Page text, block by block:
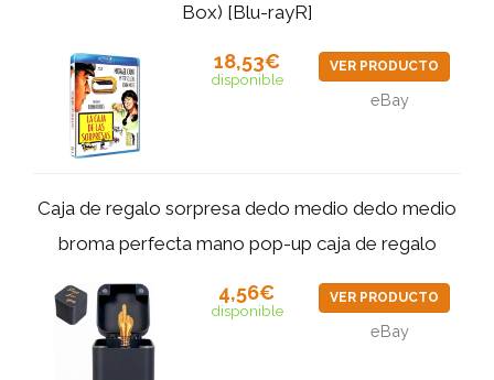
Box) [Blu-rayR]
18,53€
disponible
VER PRODUCTO
eBay
Caja de regalo sorpresa dedo medio dedo medio
broma perfecta mano pop-up caja de regalo
4,56€
disponible
VER PRODUCTO
eBay